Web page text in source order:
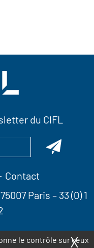
le contrôle sur ceux
X
du CIFL
Contact
Paris – 33 (0) 1